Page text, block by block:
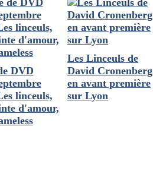
DVD
linceuls,
d'amour,
Les Linceuls de
David Cronenberg
en avant première
sur Lyon